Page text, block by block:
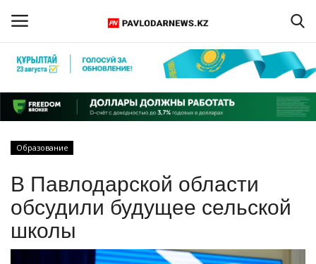
Регистрация
Главная
ПАВЛОДАРСКАЯ ОБЛАСТЬ
КАЗАХСТАН
Образование
В Павлодарской области
обсудили будущее сельской
школы